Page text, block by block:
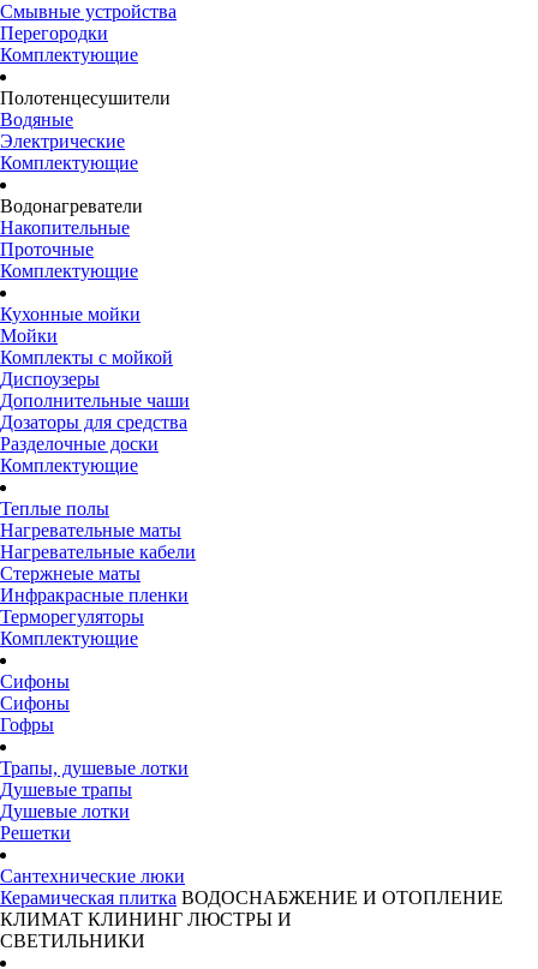
Смывные устройства
Перегородки
Комплектующие
Полотенцесушители
Водяные
Электрические
Комплектующие
Водонагреватели
Накопительные
Проточные
Комплектующие
Кухонные мойки
Мойки
Комплекты с мойкой
Диспоузеры
Дополнительные чаши
Дозаторы для средства
Разделочные доски
Комплектующие
Теплые полы
Нагревательные маты
Нагревательные кабели
Стержнеые маты
Инфракрасные пленки
Терморегуляторы
Комплектующие
Сифоны
Сифоны
Гофры
Трапы, душевые лотки
Душевые трапы
Душевые лотки
Решетки
Сантехнические люки
Керамическая плитка ВОДОСНАБЖЕНИЕ И ОТОПЛЕНИЕ
КЛИМАТ КЛИНИНГ ЛЮСТРЫ И
СВЕТИЛЬНИКИ